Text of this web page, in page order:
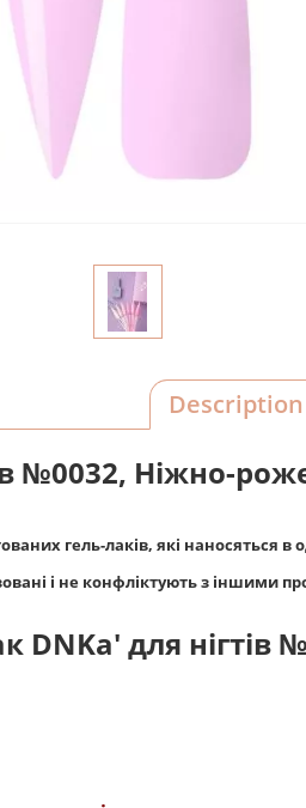
Description
№0032, Ніжно-
гель-лаків, які
і не конфліктують з іншими
DNKa' для